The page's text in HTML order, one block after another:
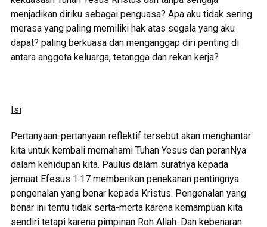
menjadikan diriku sebagai penguasa? Apa aku tidak sering
merasa yang paling memiliki hak atas segala yang aku
dapat? paling berkuasa dan menganggap diri penting di
antara anggota keluarga, tetangga dan rekan kerja?
Isi
Pertanyaan-pertanyaan reflektif tersebut akan menghantar
kita untuk kembali memahami Tuhan Yesus dan peranNya
dalam kehidupan kita. Paulus dalam suratnya kepada
jemaat Efesus 1:17 memberikan penekanan pentingnya
pengenalan yang benar kepada Kristus. Pengenalan yang
benar ini tentu tidak serta-merta karena kemampuan kita
sendiri tetapi karena pimpinan Roh Allah. Dan kebenaran